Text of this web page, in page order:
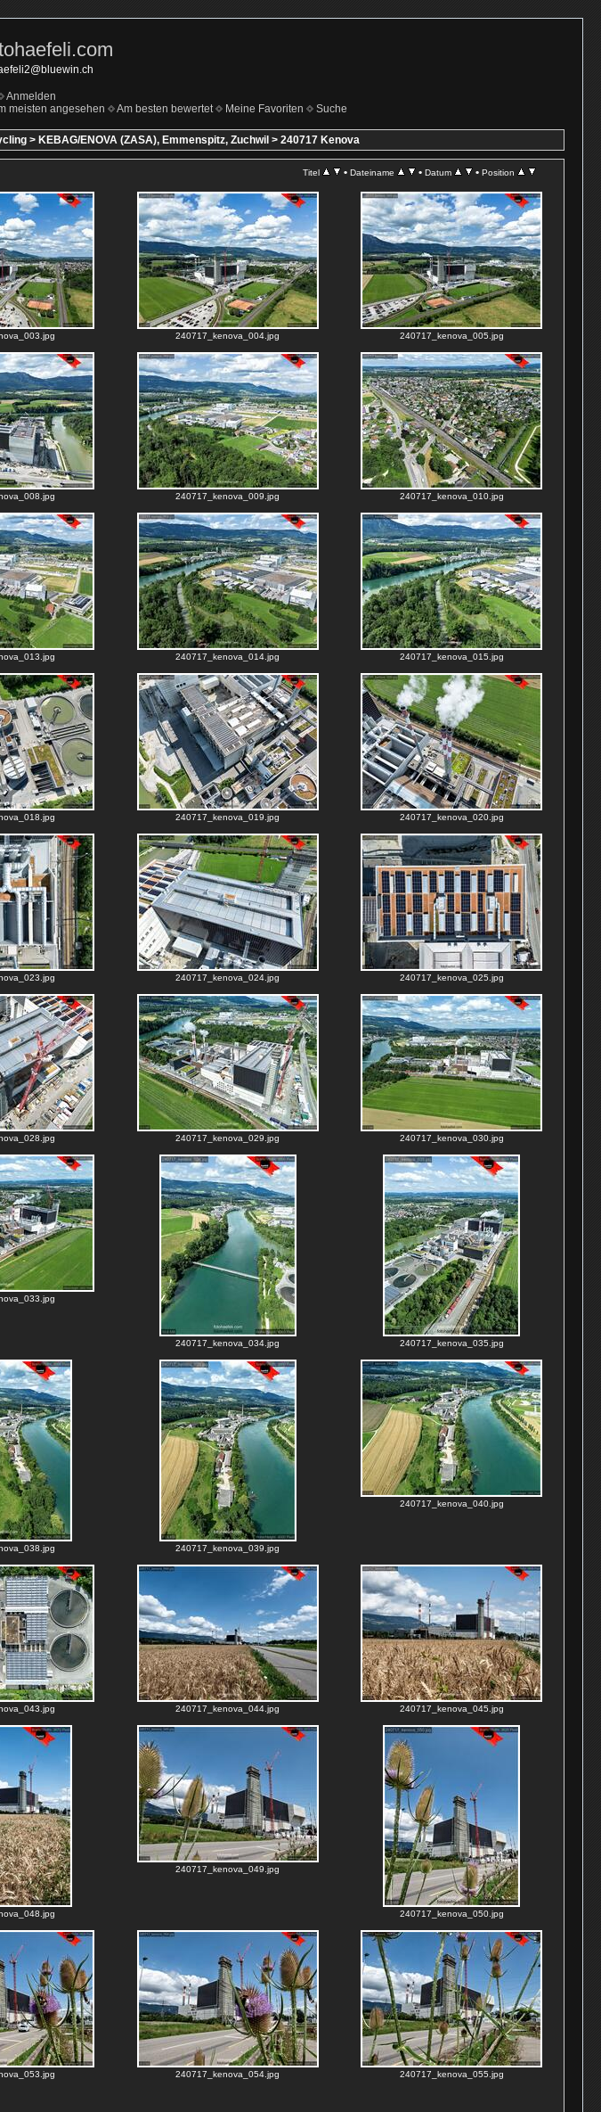
Anmelden
meisten angesehen Am besten bewertet Meine Favoriten Suche
> KEBAG/ENOVA (ZASA), Emmenspitz, Zuchwil > 240717 Kenova
Titel • Dateiname • Datum • Position
240717_kenova_004.jpg 240717_kenova_005.jpg
240717_kenova_009.jpg 240717_kenova_010.jpg
240717_kenova_014.jpg 240717_kenova_015.jpg
240717_kenova_019.jpg 240717_kenova_020.jpg
240717_kenova_024.jpg 240717_kenova_025.jpg
240717_kenova_029.jpg 240717_kenova_030.jpg
240717_kenova_034.jpg 240717_kenova_035.jpg
240717_kenova_039.jpg
240717_kenova_040.jpg
240717_kenova_044.jpg 240717_kenova_045.jpg
240717_kenova_049.jpg
240717_kenova_050.jpg
240717_kenova_054.jpg 240717_kenova_055.jpg